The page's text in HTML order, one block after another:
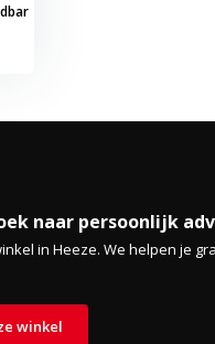
naar persoonlijk
in Heeze. We helpen je
winkel